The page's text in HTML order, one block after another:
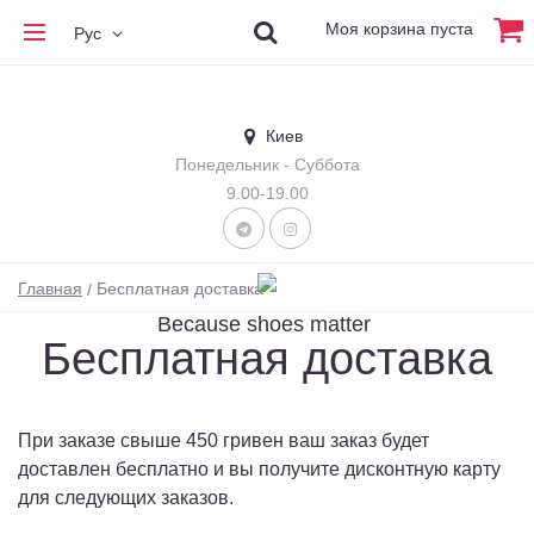
Понедельник - Суббота
9.00-19.00
Рус
Киев
Because shoes matter
Моя корзина пуста
Главная Бесплатная доставка
Бесплатная доставка
При заказе свыше 450 гривен ваш заказ будет
доставлен бесплатно и вы получите дисконтную карту
для следующих заказов.